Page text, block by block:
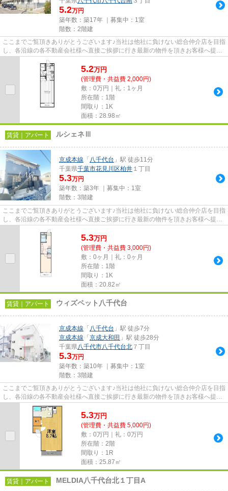
5.2万円
築年数：築17年 ｜募集中： 1室
階数：2階建
ここまでご覧頂きありがとうございます♪当社は他社に負けない総合仲介店を目指
し、各沿線の各不動産会社様へ直接ご挨拶に行き最新の物件を頂きお客様へ提供
しております！最新の情報は...
5.2万円
(管理費・共益費 2,000円)
敷：0万円｜礼：1ヶ月
所在階：1階
間取り：1K
面積：28.98㎡
賃貸｜アパート ルシェネⅢ
京成本線 「 八千代台 」駅 徒歩11分
千葉県千葉市花見川区柏井 １丁目
5.3万円
築年数：築3年 ｜募集中： 1室
階数：3階建
ここまでご覧頂きありがとうございます♪当社は他社に負けない総合仲介店を目指
し、各沿線の各不動産会社様へ直接ご挨拶に行き最新の物件を頂きお客様へ提供
しております！最新の情報は...
5.3万円
(管理費・共益費 3,000円)
敷：0ヶ月｜礼：0ヶ月
所在階：1階
間取り：1K
面積：20.82㎡
賃貸｜アパート ウィズペット八千代台
京成本線 「 八千代台 」駅 徒歩7分
京成本線 「 京成大和田 」駅 徒歩28分
千葉県八千代市八千代台北 ７丁目
5.3万円
築年数：築10年 ｜募集中： 1室
階数：3階建
ここまでご覧頂きありがとうございます♪当社は他社に負けない総合仲介店を目指
し、各沿線の各不動産会社様へ直接ご挨拶に行き最新の物件を頂きお客様へ提供
しております！最新の情報は...
5.3万円
(管理費・共益費 5,000円)
敷：0万円｜礼：0万円
所在階：2階
間取り：1R
面積：25.87㎡
賃貸｜アパート MELDIA八千代台北１丁目A